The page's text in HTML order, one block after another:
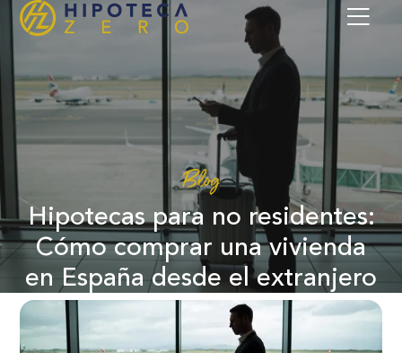
Blog
Hipotecas para no residentes:
Cómo comprar una vivienda
en España desde el extranjero